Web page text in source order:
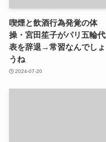
喫煙と飲酒行為発覚の体
操・宮田笙子がパリ五輪代
表を辞退→常習なんでしょ
うね
2024-07-20